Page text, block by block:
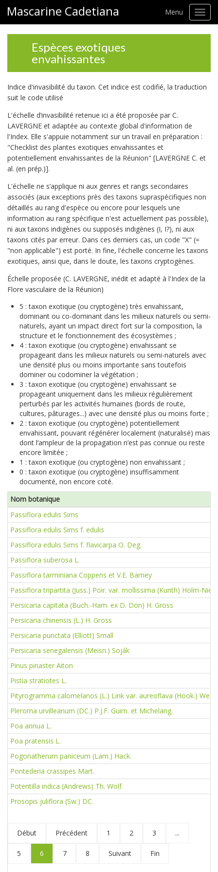
Mascarine Cadetiana Menu
Espèces exotiques
envahissantes
Indice d'invasibilité du taxon. Cet indice est codifié, la traduction
suit le code utilisé
L'échelle d’invasibilité retenue ici a été proposée par C.
LAVERGNE et adaptée au contexte global d'information de
l'Index. Elle s'appuie notamment sur un travail en préparation :
"Checklist des plantes exotiques envahissantes et
potentiellement envahissantes de la Réunion" [LAVERGNE C. et
al. (en prép.)].
L'échelle ne s’applique ni aux genres et rangs secondaires
associés (aux exceptions près des taxons supraspécifiques non
détaillés au rang d'espèce ou encore pour lesquels une
information au rang spécifique n'est actuellement pas possible),
ni aux taxons indigènes ou supposés indigènes (I, I?), ni aux
taxons cités par erreur. Dans ces derniers cas, un code "X" (=
"non applicable") est porté. In fine, l'échelle concerne les taxons
exotiques, ainsi que, dans le doute, les taxons cryptogènes.
Échelle proposée (C. LAVERGNE, inédit et adapté à l'Index de la
Flore vasculaire de la Réunion)
5 : taxon exotique (ou cryptogène) très envahissant,
dominant ou co-dominant dans les milieux naturels ou semi-
naturels, ayant un impact direct fort sur la composition, la
structure et le fonctionnement des écosystèmes ;
4 : taxon exotique (ou cryptogène) envahissant se
propageant dans les milieux naturels ou semi-naturels avec
une densité plus ou moins importante sans toutefois
dominer ou codominer la végétation ;
3 : taxon exotique (ou cryptogène) envahissant se
propageant uniquement dans les milieux régulièrement
perturbés par les activités humaines (bords de route,
cultures, pâturages...) avec une densité plus ou moins forte ;
2 : taxon exotique (ou cryptogène) potentiellement
envahissant, pouvant régénérer localement (naturalisé) mais
dont l’ampleur de la propagation n’est pas connue ou reste
encore limitée ;
1 : taxon exotique (ou cryptogène) non envahissant ;
0 : taxon exotique (ou cryptogène) insuffisamment
documenté, non encore coté.
Nom botanique
Passiflora edulis Sims
Passiflora edulis Sims f. edulis
Passiflora edulis Sims f. flavicarpa O. Deg.
Passiflora suberosa L.
Passiflora tarminiana Coppens et V.E. Barney
Passiflora tripartita (Juss.) Poir. var. mollissima (Kunth) Holm-
Persicaria capitata (Buch.-Ham. ex D. Don) H. Gross
Persicaria chinensis (L.) H. Gross
Persicaria punctata (Elliott) Small
Persicaria senegalensis (Meisn.) Soják
Pinus pinaster Aiton
Pistia stratiotes L.
Pityrogramma calomelanos (L.) Link var. aureoflava (Hook.)
Pleroma urvilleanum (DC.) P.J.F. Guim. et Michelang.
Poa annua L.
Poa pratensis L.
Pogonatherum paniceum (Lam.) Hack.
Pontederia crassipes Mart.
Potentilla indica (Andrews) Th. Wolf
Prosopis juliflora (Sw.) DC.
Début Précédent 1 2 3 ...
5 6 7 8 Suivant Fin